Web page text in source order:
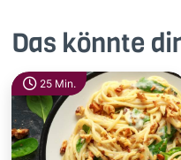
Das könnte
25 Min.